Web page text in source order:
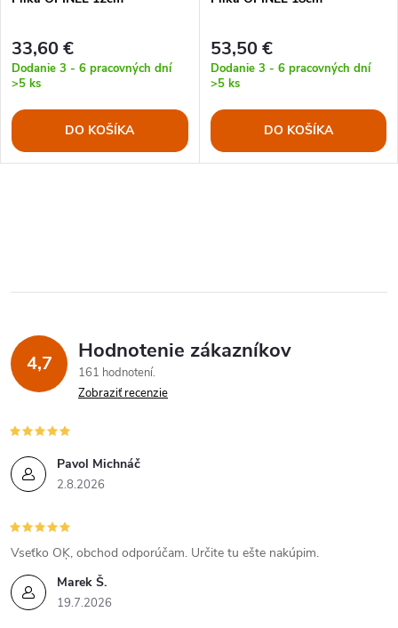
33,60 €
Dodanie 3 - 6 pracovných dní
>5 ks
DO KOŠÍKA
53,50 €
Dodanie 3 - 6 pracovných dní
>5 ks
DO KOŠÍKA
l
d
a
c
i
e
p
r
v
4,7 Hodnotenie zákazníkov
161 hodnotení
Zobraziť recenzie
Pavol Michnáč
2.8.2026
Marek Š.
19.7.2026
Vseťko OĶ, obchod odporúčam. Určite tu ešte nakúpim.